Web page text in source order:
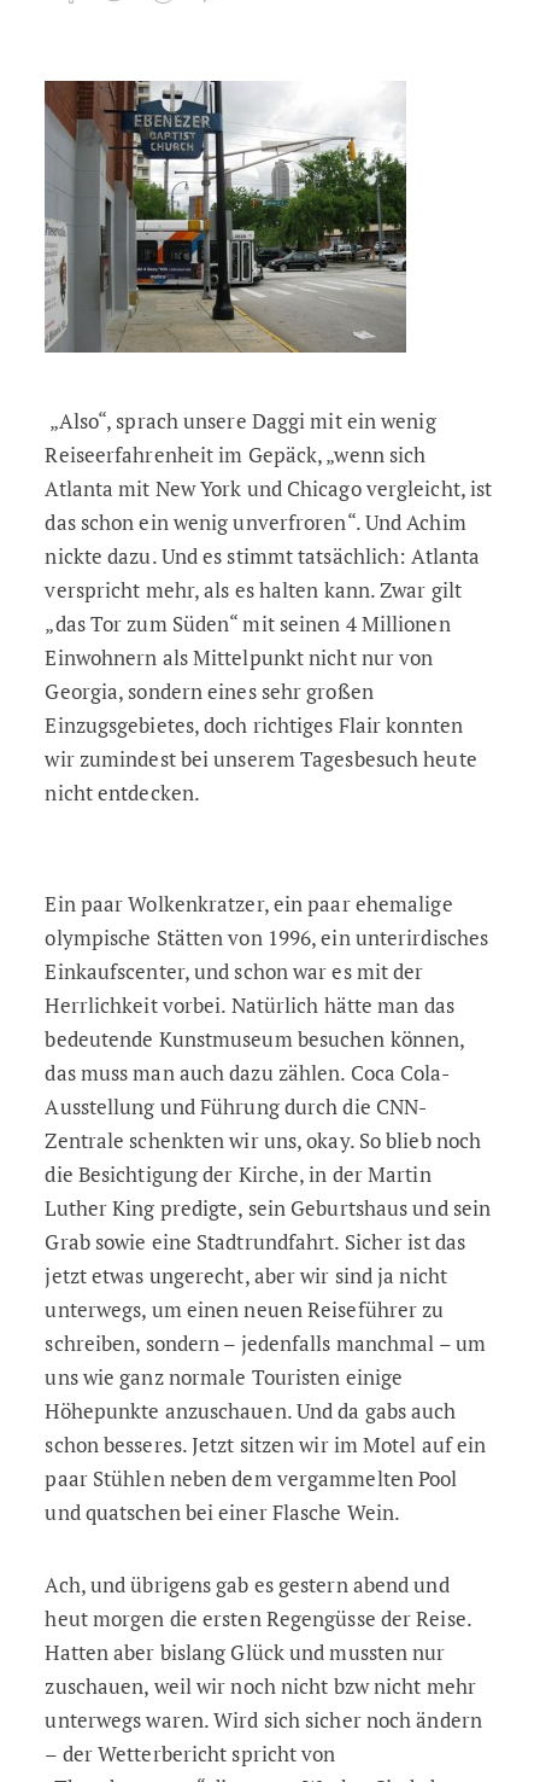
Atlanta: Coca Cola, King und eine
„Also“, sprach unsere Daggi mit ein wenig
Reiseerfahrenheit im Gepäck, „wenn sich
Atlanta mit New York und Chicago vergleicht, ist
das schon ein wenig unverfroren“. Und Achim
nickte dazu. Und es stimmt tatsächlich: Atlanta
verspricht mehr, als es halten kann. Zwar gilt
„das Tor zum Süden“ mit seinen 4 Millionen
Einwohnern als Mittelpunkt nicht nur von
Georgia, sondern eines sehr großen
Einzugsgebietes, doch richtiges Flair konnten
wir zumindest bei unserem Tagesbesuch heute
nicht entdecken.
Ein paar Wolkenkratzer, ein paar ehemalige
olympische Stätten von 1996, ein unterirdisches
Einkaufscenter, und schon war es mit der
Herrlichkeit vorbei. Natürlich hätte man das
bedeutende Kunstmuseum besuchen können,
das muss man auch dazu zählen. Coca Cola-
Ausstellung und Führung durch die CNN-
Zentrale schenkten wir uns, okay. So blieb noch
die Besichtigung der Kirche, in der Martin
Luther King predigte, sein Geburtshaus und sein
Grab sowie eine Stadtrundfahrt. Sicher ist das
jetzt etwas ungerecht, aber wir sind ja nicht
unterwegs, um einen neuen Reiseführer zu
schreiben, sondern – jedenfalls manchmal – um
uns wie ganz normale Touristen einige
Höhepunkte anzuschauen. Und da gabs auch
schon besseres. Jetzt sitzen wir im Motel auf ein
paar Stühlen neben dem vergammelten Pool
und quatschen bei einer Flasche Wein.
Ach, und übrigens gab es gestern abend und
heut morgen die ersten Regengüsse der Reise.
Hatten aber bislang Glück und mussten nur
zuschauen, weil wir noch nicht bzw nicht mehr
unterwegs waren. Wird sich sicher noch ändern
– der Wetterbericht spricht von